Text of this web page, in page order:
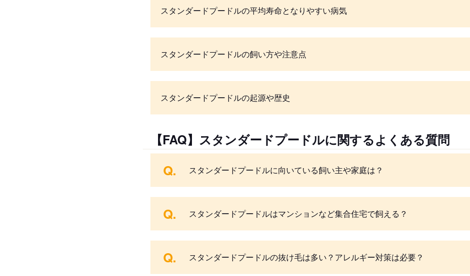
スタンダードプードルの平均寿命となりやすい病気
スタンダードプードルの飼い方や注意点
スタンダードプードルの起源や歴史
【FAQ】スタンダードプードルに関するよくある質問
Q. スタンダードプードルに向いている飼い主や家庭は？
Q. スタンダードプードルはマンションなど集合住宅で飼える？
Q. スタンダードプードルの抜け毛は多い？アレルギー対策は必要？